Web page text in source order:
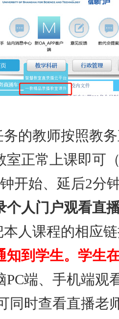
务的教师按照教
室正常上课即可
开始、延后2分
个人门户观看直
人课程的相应
知到学生。学生
PC端、手机端观
同时查看直播老